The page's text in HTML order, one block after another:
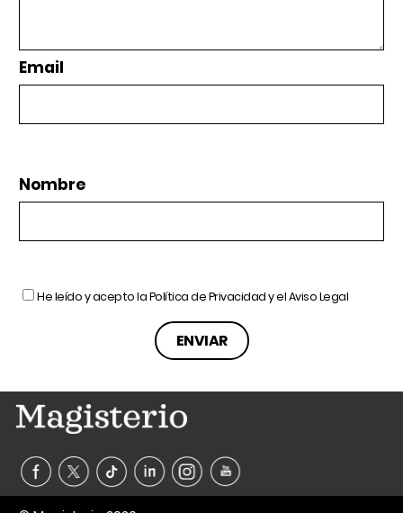
Email
Nombre
He leído y acepto laPolítica de Privacidady elAviso Legal